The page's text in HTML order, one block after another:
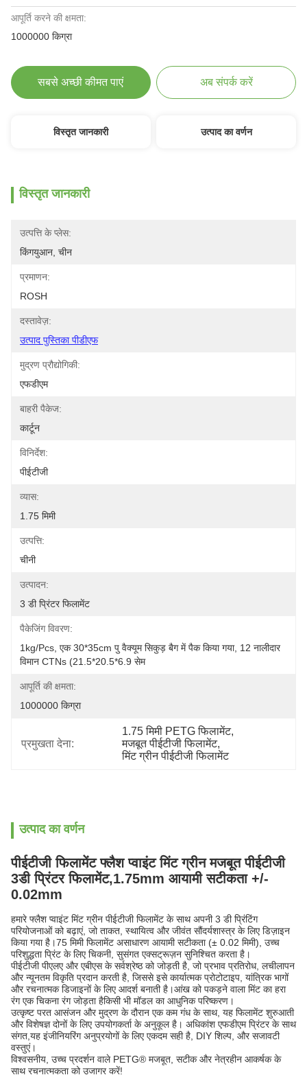
आपूर्ति करने की क्षमता:
1000000 किग्रा
सबसे अच्छी कीमत पाएं अब संपर्क करें
विस्तृत जानकारी उत्पाद का वर्णन
विस्तृत जानकारी
उत्पत्ति के प्लेस:
किंगयुआन, चीन
प्रमाणन:
ROSH
दस्तावेज़:
उत्पाद पुस्तिका पीडीएफ
मुद्रण प्रौद्योगिकी:
एफडीएम
बाहरी पैकेज:
कार्टून
विनिर्देश:
पीईटीजी
व्यास:
1.75 मिमी
उत्पत्ति:
चीनी
उत्पादन:
3 डी प्रिंटर फिलामेंट
पैकेजिंग विवरण:
1kg/pcs, एक 30*35cm पु वैक्यूम सिकुड़ बैग में पैक किया गया, 12 नालीदार
विमान CTNs (21.5*20.5*6.9 सेम
आपूर्ति की क्षमता:
1000000 किग्रा
प्रमुखता देना:
1.75 मिमी PETG फिलामेंट,
मजबूत पीईटीजी फिलामेंट,
मिंट ग्रीन पीईटीजी फिलामेंट
उत्पाद का वर्णन
पीईटीजी फिलामेंट फ्लैश प्वाइंट मिंट ग्रीन मजबूत पीईटीजी
3डी प्रिंटर फिलामेंट,1.75mm आयामी सटीकता +/-
0.02mm
हमारे फ्लैश प्वाइंट मिंट ग्रीन पीईटीजी फिलामेंट के साथ अपनी 3 डी प्रिंटिंग
परियोजनाओं को बढ़ाएं, जो ताकत, स्थायित्व और जीवंत सौंदर्यशास्त्र के लिए डिज़ाइन
किया गया है।75 मिमी फिलामेंट असाधारण आयामी सटीकता (± 0.02 मिमी), उच्च
परिशुद्धता प्रिंट के लिए चिकनी, सुसंगत एक्सट्रूज़न सुनिश्चित करता है।
पीईटीजी पीएलए और एबीएस के सर्वश्रेष्ठ को जोड़ती है, जो प्रभाव प्रतिरोध, लचीलापन
और न्यूनतम विकृति प्रदान करती है, जिससे इसे कार्यात्मक प्रोटोटाइप, यांत्रिक भागों
और रचनात्मक डिजाइनों के लिए आदर्श बनाती है।आंख को पकड़ने वाला मिंट का हरा
रंग एक चिकना रंग जोड़ता हैकिसी भी मॉडल का आधुनिक परिष्करण।
उत्कृष्ट परत आसंजन और मुद्रण के दौरान एक कम गंध के साथ, यह फिलामेंट शुरुआती
और विशेषज्ञ दोनों के लिए उपयोगकर्ता के अनुकूल है। अधिकांश एफडीएम प्रिंटर के साथ
संगत,यह इंजीनियरिंग अनुप्रयोगों के लिए एकदम सही है, DIY शिल्प, और सजावटी
वस्तुएं।
विश्वसनीय, उच्च प्रदर्शन वाले PETG® मजबूत, सटीक और नेत्रहीन आकर्षक के
साथ रचनात्मकता को उजागर करें!